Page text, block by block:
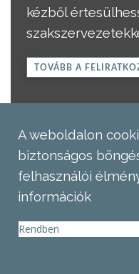
kézből
TOVÁBB A
A weboldalon
biztonságos
felhasználói
információk
Rendben